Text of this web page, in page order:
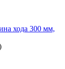
хода 300 мм,